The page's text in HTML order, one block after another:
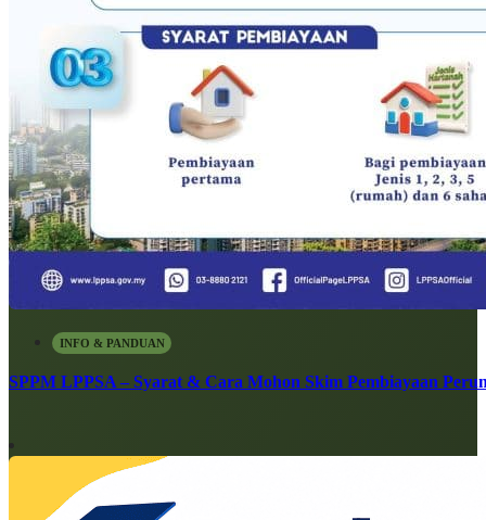
INFO & PANDUAN
SPPM LPPSA – Syarat & Cara Mohon Skim Pembiayaan